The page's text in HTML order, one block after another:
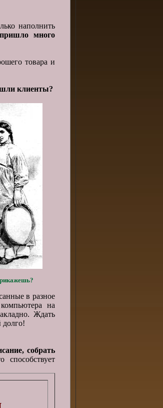
наполнить
много
товара и
клиенты?
в разное
на
Ждать
долго!
собрать